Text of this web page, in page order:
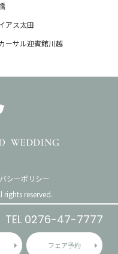
TEL 0276-47-7777
フェア予約
アス太田
ーサル迎賓館川越
シーポリシー
reserved.